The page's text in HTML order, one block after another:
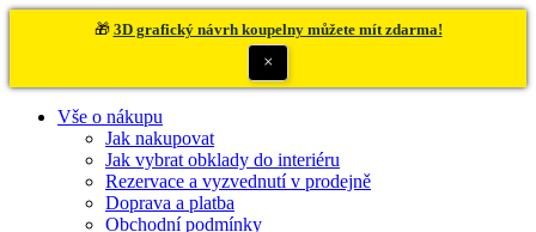
🎁 3D grafický návrh koupelny můžete mít zdarma!
×
Vše o nákupu
Jak nakupovat
Jak vybrat obklady do interiéru
Rezervace a vyzvednutí v prodejně
Doprava a platba
Obchodní podmínky